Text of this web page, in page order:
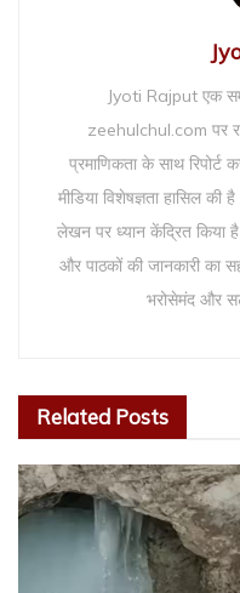
Jyoti Rajput एक
zeehulchul.com पर
प्रमाणिकता के साथ
मीडिया विशेषज्ञता हासिल
लेखन पर ध्यान केंद्रित किया है।
और पाठकों की जानकारी का
भरोसेमंद और
Related Posts